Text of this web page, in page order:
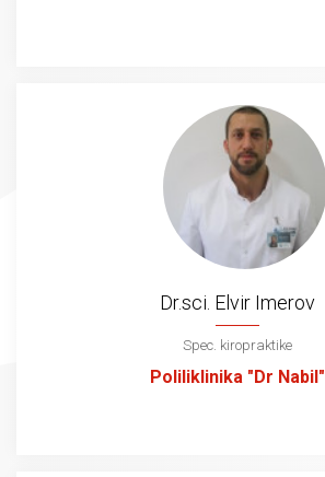
Dr.sci. Elvir Imerov
Spec. kiropraktike
Poliliklinika "Dr Nabil"